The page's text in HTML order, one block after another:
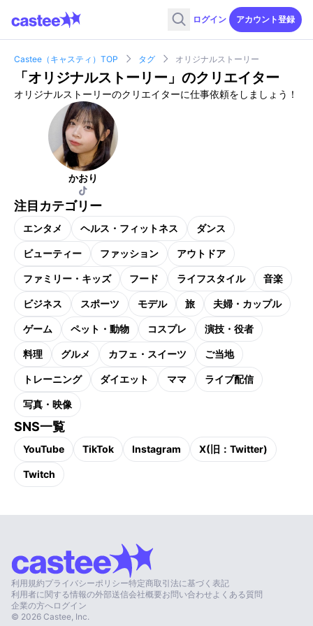
ログイン アカウント登録
Castee（キャスティ）TOP タグ オリジナルストーリー
「オリジナルストーリー 」のクリエイター
オリジナルストーリーのクリエイターに仕事依頼をしましょう！
かおり
注目カテゴリー
エンタメ ヘルス・フィットネス ダンス
ビューティー ファッション アウトドア
ファミリー・キッズ フード ライフスタイル 音楽
ビジネス スポーツ モデル 旅 夫婦・カップル
ゲーム ペット・動物 コスプレ 演技・役者
料理 グルメ カフェ・スイーツ ご当地
トレーニング ダイエット ママ ライブ配信
写真・映像
SNS一覧
YouTube TikTok Instagram X(旧：Twitter)
Twitch
利用規約プライバシーポリシー特定商取引法に基づく表記
利用者に関する情報の外部送信会社概要お問い合わせ よくある質問
企業の方へログイン
© 2026 Castee, Inc.